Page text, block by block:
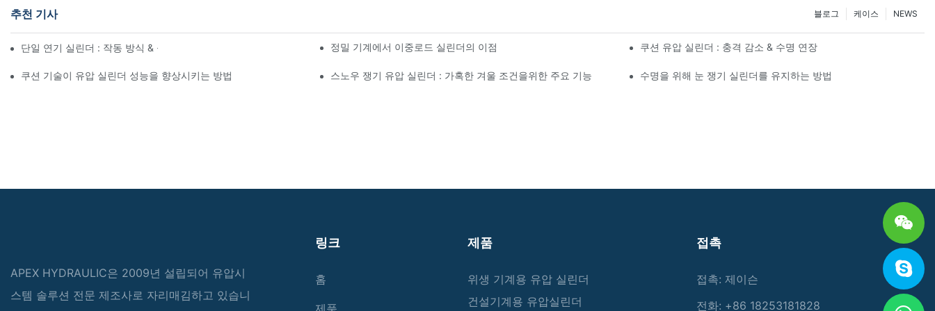
추천 기사 NEWS
케이스
블로그
단일 연기 실린더 : 작동 방식 & 공통 응용 프로그램 정밀 기계에서 이중로드 실린더의 이점 쿠션 유압 실린더 : 충격 감소 & 수명 연장
쿠션 기술이 유압 실린더 성능을 향상시키는 방법 스노우 쟁기 유압 실린더 : 가혹한 겨울 조건을위한 주요 기능 수명을 위해 눈 쟁기 실린더를 유지하는 방법
APEX HYDRAULIC은 2009년 설립되어 유압시
스템 솔루션 전문 제조사로 자리매김하고 있습니
링크
홈
제품
위생 기계용 유압 실린더
건설기계용 유압실린더
접촉
접촉: 제이슨
전화: +86 18253181828